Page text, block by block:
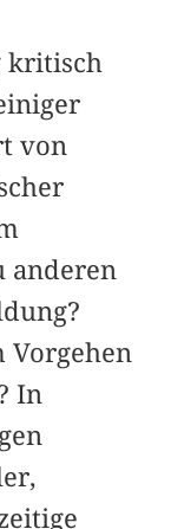
kritisch
von
anderen
Vorgehen
In